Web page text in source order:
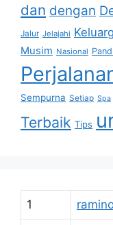
dan dengan
Jalur Jelajahi
Musim Nasional
Sempurna Setiap Spa
Terbaik Tips
1